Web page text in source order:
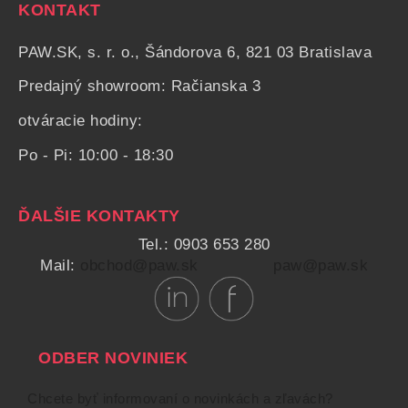
KONTAKT
PAW.SK, s. r. o., Šándorova 6, 821 03 Bratislava
Predajný showroom: Račianska 3
otváracie hodiny:
Po - Pi: 10:00 - 18:30
ĎALŠIE KONTAKTY
Tel.: 0903 653 280
Mail:
ODBER NOVINIEK